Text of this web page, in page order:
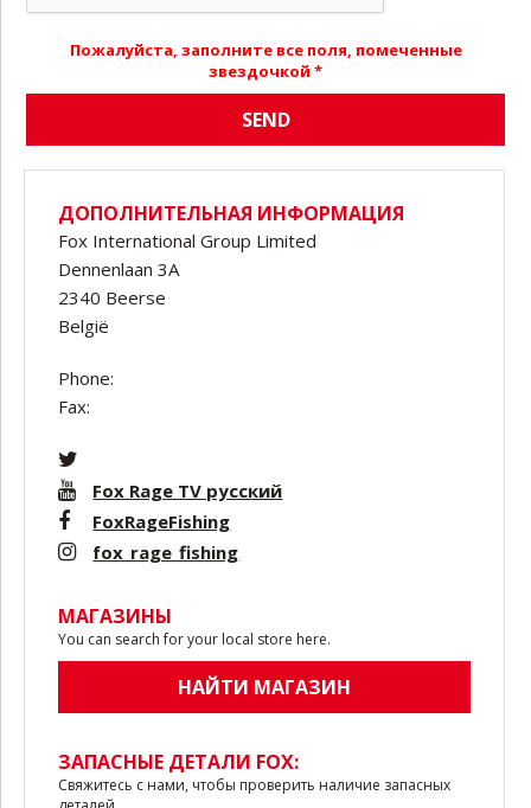
Пожалуйста, заполните все поля, помеченные
звездочкой *
SEND
ДОПОЛНИТЕЛЬНАЯ ИНФОРМАЦИЯ
Fox International Group Limited
Dennenlaan 3A
2340 Beerse
België
Phone:
Fax:
Fox Rage TV русский
FoxRageFishing
fox_rage_fishing
МАГАЗИНЫ
You can search for your local store here.
НАЙТИ МАГАЗИН
ЗАПАСНЫЕ ДЕТАЛИ FOX:
Свяжитесь с нами, чтобы проверить наличие запасных